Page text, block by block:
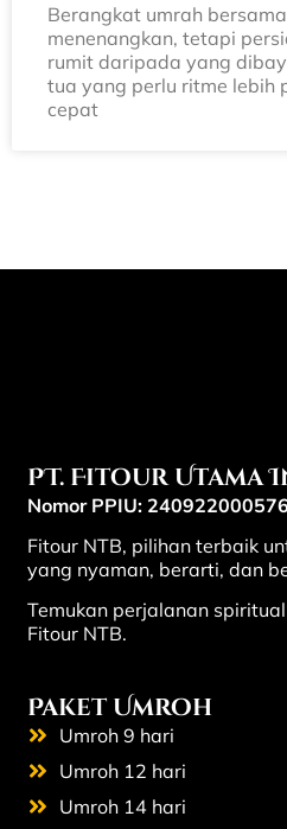
Berangkat umrah
menenangkan, tetapi
rumit daripada yang
tua yang perlu ritme lebih
cepat
PT. Fitour
Nomor PPIU:
Fitour NTB, pilihan terbaik
yang nyaman, berarti, dan
Temukan perjalanan
Fitour NTB.
Paket Umroh
Umroh 9 hari
Umroh 12 hari
Umroh 14 hari